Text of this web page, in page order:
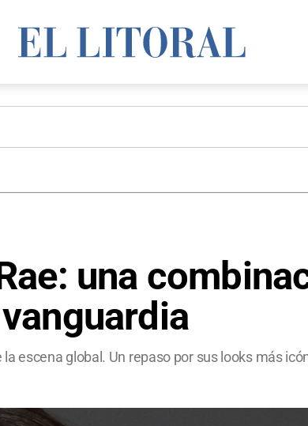
una
escena global. Un repaso por sus looks más